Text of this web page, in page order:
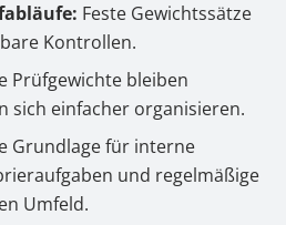
Feste Gewichtssätze
Kontrollen.
Prüfgewichte bleiben
sich einfacher organisieren.
Grundlage für interne
und regelmäßige
Umfeld.